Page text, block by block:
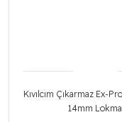
Kıvılcım Çıkarmaz Ex-
14mm Lokma